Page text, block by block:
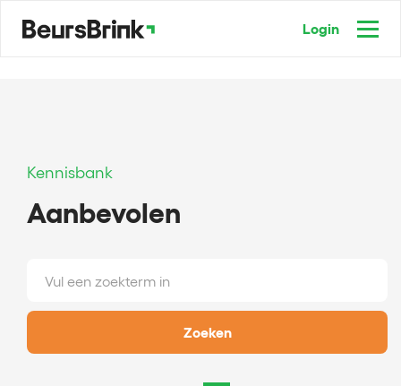
Login
Kennisbank
Aanbevolen
Zoeken